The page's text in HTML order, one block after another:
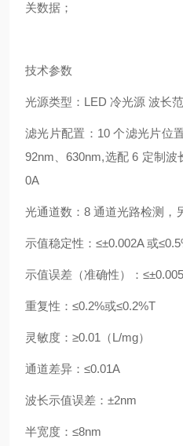
关数据；
技术参数
光源类型：LED 冷光源 波长
滤光片配置：10 个滤光片位
92nm、630nm,选配 6 定制
0A
光通道数：8 通道光路检测，
示值稳定性：≤±0.002A 或
示值误差（准确性）：
重复性：≤0.2%或≤0.2%T
灵敏度：≥0.01（L/mg）
通道差异：≤0.01A
波长示值误差：±2nm
半宽度：≤8nm